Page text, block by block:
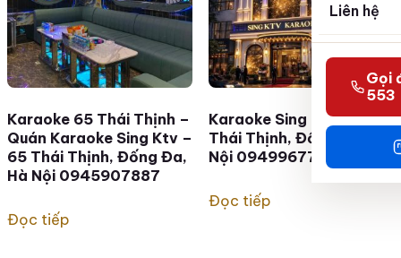
Liên hệ
Gọi
553
Karaoke 65 Thái Thịnh –
Quán Karaoke Sing Ktv –
65 Thái Thịnh, Đống Đa,
Hà Nội 0945907887
Đọc tiếp
Karaoke Sing KTV – 65
Thái Thịnh, Đống Đa, Hà
Nội 0949967786
Đọc tiếp